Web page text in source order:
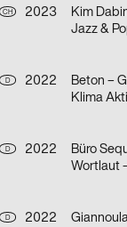
CH
2023
Kim
Jazz &
D
2022
Beton –
Klima
D
2022
Büro
Wortlaut
D
2022